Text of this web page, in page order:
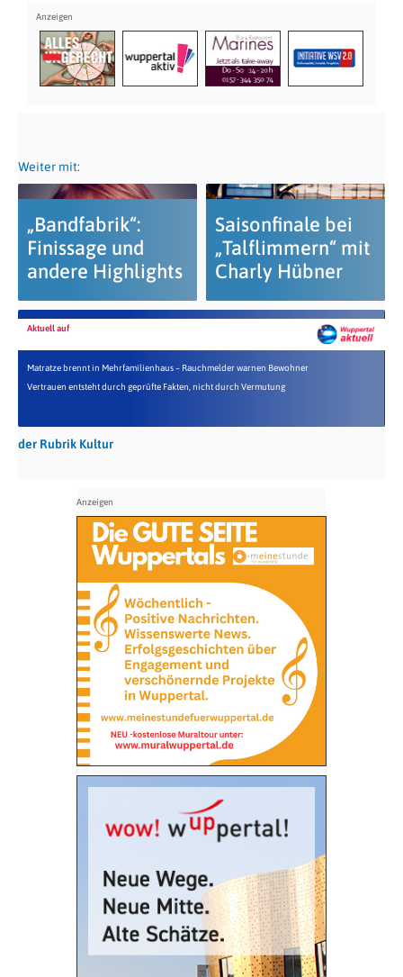
Weiter mit:
„Bandfabrik“:
Finissage und
andere Highlights
Saisonfinale bei
„Talflimmern“ mit
Charly Hübner
Aktuell auf
Matratze brennt in Mehrfamilienhaus – Rauchmelder warnen Bewohner
Vertrauen entsteht durch geprüfte Fakten, nicht durch Vermutung
der Rubrik Kultur